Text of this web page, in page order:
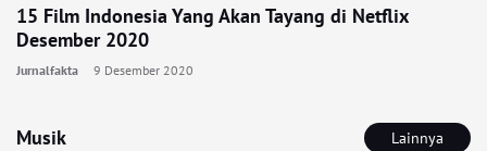
Musik Lainnya
15 Film Indonesia Yang Akan Tayang di Netflix
Desember 2020
Jurnalfakta 9 Desember 2020